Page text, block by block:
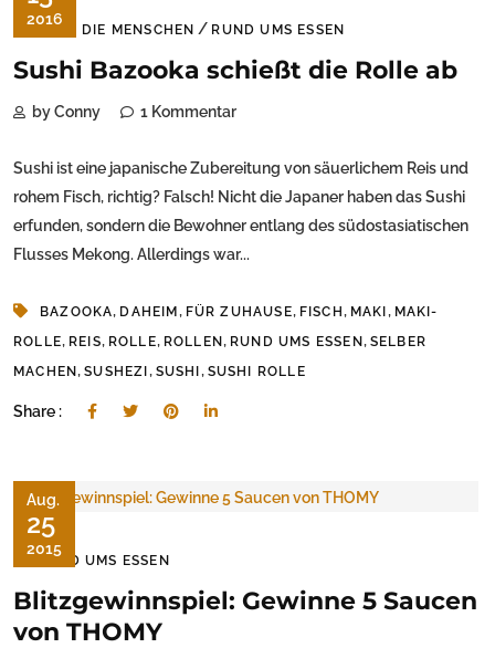
2016
ÜBER DIE MENSCHEN / RUND UMS ESSEN
Sushi Bazooka schießt die Rolle ab
by Conny 1 Kommentar
Sushi ist eine japanische Zubereitung von säuerlichem Reis und
rohem Fisch, richtig? Falsch! Nicht die Japaner haben das Sushi
erfunden, sondern die Bewohner entlang des südostasiatischen
Flusses Mekong. Allerdings war...
BAZOOKA, DAHEIM , FÜR ZUHAUSE, FISCH , MAKI , MAKI-
ROLLE, REIS, ROLLE, ROLLEN, RUND UMS ESSEN , SELBER
MACHEN,SUSHEZI , SUSHI , SUSHI ROLLE
Share :
Aug.
25
2015
RUND UMS ESSEN
Blitzgewinnspiel: Gewinne 5 Saucen
von THOMY